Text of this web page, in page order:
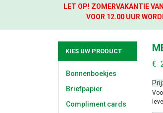
LET OP! ZOMERVAKANTIE
VOOR 12.00 UUR
KIES UW PRODUCT
Bonnenboekjes
Briefpapier
Compliment cards
€